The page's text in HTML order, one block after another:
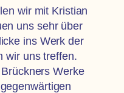
wir mit Kristian
uns sehr über
ins Werk der
wir uns treffen.
Werke